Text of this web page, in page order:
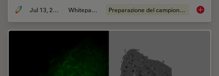
Jul 13, 2021 Whitepaper Preparazione del campione EM How to